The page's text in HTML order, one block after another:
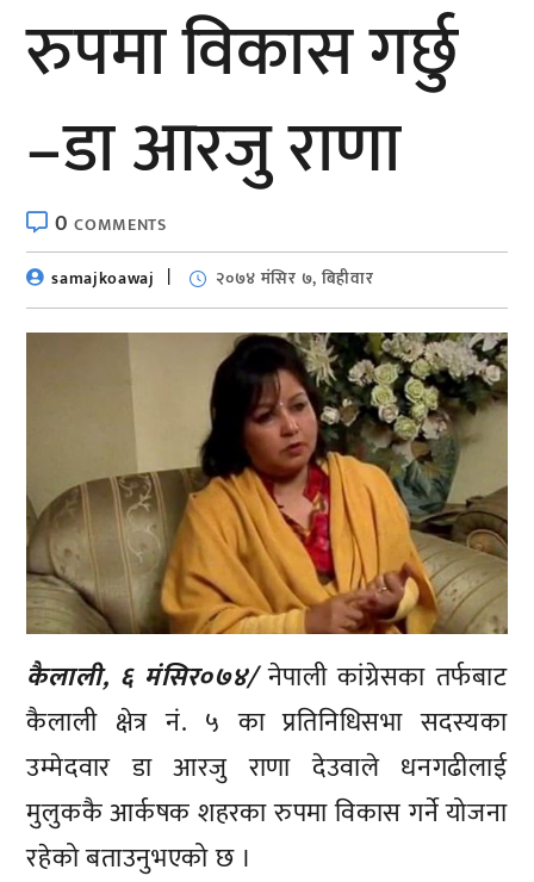
रुपमा विकास गर्छु
–डा आरजु राणा
0COMMENTS
samajkoawaj
२०७४ मंसिर ७, बिहीवार
कैलाली, ६ मंसिर०७४/नेपाली कांग्रेसका तर्फबाट
कैलाली क्षेत्र नं. ५ का प्रतिनिधिसभा सदस्यका
उम्मेदवार डा आरजु राणा देउवाले धनगढीलाई
मुलुककै आर्कषक शहरका रुपमा विकास गर्ने योजना
रहेको बताउनुभएको छ ।